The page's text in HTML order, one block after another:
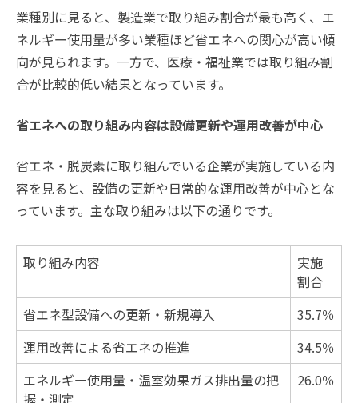
業種別に見ると、製造業で取り組み割合が最も高く、エ
ネルギー使用量が多い業種ほど省エネへの関心が高い傾
向が見られます。一方で、医療・福祉業では取り組み割
合が比較的低い結果となっています。
省エネへの取り組み内容は設備更新や運用改善が中心
省エネ・脱炭素に取り組んでいる企業が実施している内
容を見ると、設備の更新や日常的な運用改善が中心とな
っています。主な取り組みは以下の通りです。
取り組み内容
実施
割合
省エネ型設備への更新・新規導入
35.7％
運用改善による省エネの推進
34.5％
エネルギー使用量・温室効果ガス排出量の把
26.0％